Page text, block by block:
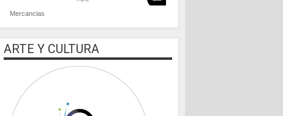
Mercancias
ARTE Y CULTURA